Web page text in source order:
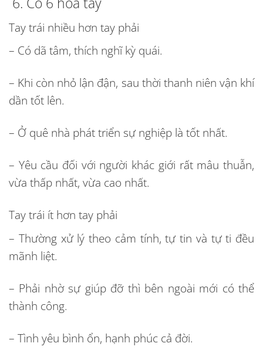
Tay trái nhiều hơn tay phải
– Có dã tâm, thích nghĩ kỳ quái.
– Khi còn nhỏ lận đận, sau thời thanh niên vận khí
dần tốt lên.
– Ở quê nhà phát triển sự nghiệp là tốt nhất.
– Yêu cầu đối với người khác giới rất mâu thuẫn,
vừa thấp nhất, vừa cao nhất.
Tay trái ít hơn tay phải
– Thường xử lý theo cảm tính, tự tin và tự ti đều
mãnh liệt.
– Phải nhờ sự giúp đỡ thì bên ngoài mới có thể
thành công.
– Tình yêu bình ổn, hạnh phúc cả đời.